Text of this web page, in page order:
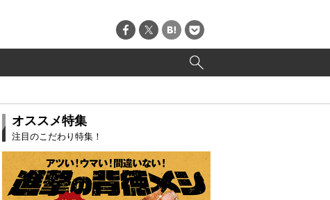
オススメ特集
注目のこだわり特集！